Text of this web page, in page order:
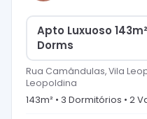
Apto Luxuoso
Dorms
Rua Camândulas, Vila
Leopoldina
143m² • 3 Dormitórios • 2